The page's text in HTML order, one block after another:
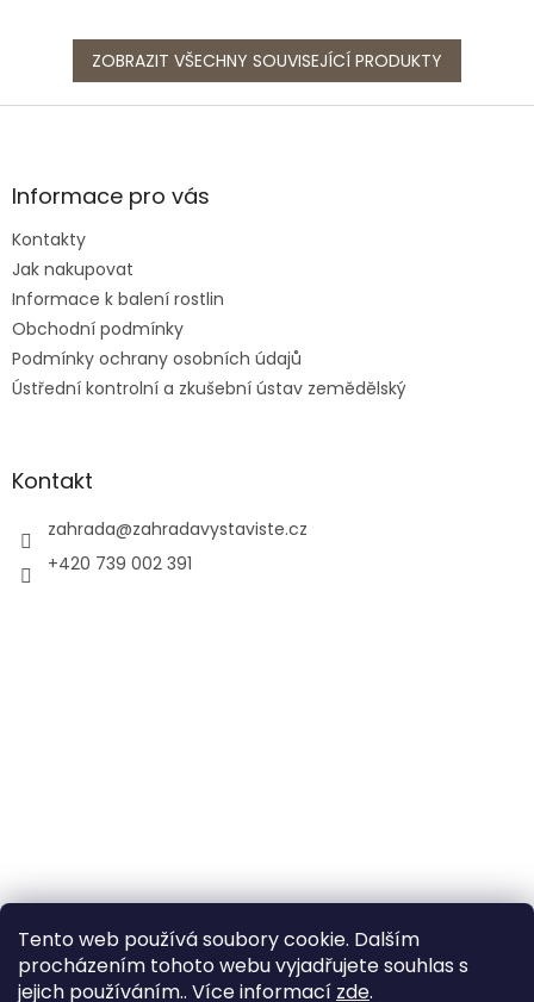
Tento web používá soubory cookie. Dalším
procházením tohoto webu vyjadřujete souhlas s
jejich používáním.. Více informací zde.
ZOBRAZIT VŠECHNY SOUVISEJÍCÍ PRODUKTY
Z
aInformace pro vás
Kontakty
Jak nakupovat
Informace k balení rostlin
Obchodní podmínky
Podmínky ochrany osobních údajů
Ústřední kontrolní a zkušební ústav zemědělský
Kontakt
zahrada@zahradavystaviste.cz
+420 739 002 391